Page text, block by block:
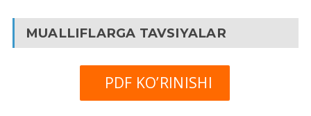
MUALLIFLARGA TAVSIYALAR
PDF KO’RINISHI